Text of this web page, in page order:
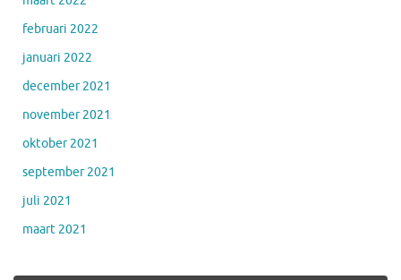
februari 2022
januari 2022
december 2021
november 2021
oktober 2021
september 2021
juli 2021
maart 2021